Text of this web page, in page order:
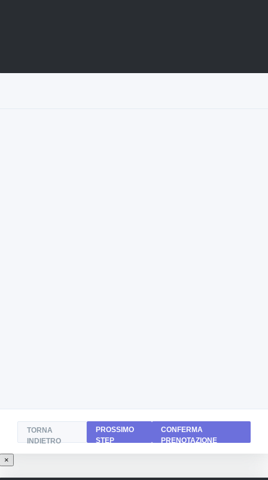
TORNA
INDIETRO
PROSSIMO
STEP
CONFERMA
PRENOTAZIONE
×